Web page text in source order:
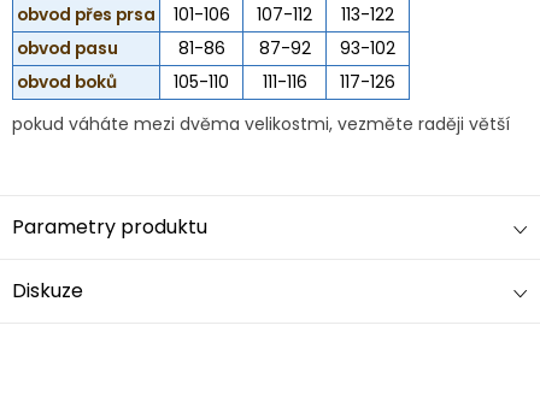
obvod přes prsa
101-106 107-112
113-122
obvod pasu
81-86 87-92
93-102
obvod boků
105-110 111-116
117-126
pokud váháte mezi dvěma velikostmi, vezměte raději větší
Parametry produktu
Diskuze